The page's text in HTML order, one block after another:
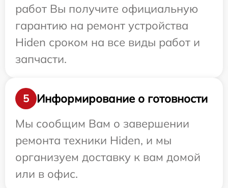
работ Вы получите официальную
гарантию на ремонт устройства
Hiden сроком на все виды работ и
запчасти.
5
Информирование о готовности
Мы сообщим Вам о завершении
ремонта техники Hiden, и мы
организуем доставку к вам домой
или в офис.